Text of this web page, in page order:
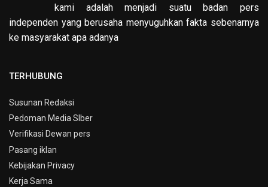
kami adalah menjadi suatu badan pers
independen yang berusaha menyuguhkan fakta sebenarnya
ke masyarakat apa adanya
TERHUBUNG
Susunan Redaksi
Pedoman Media SIber
Verifikasi Dewan pers
Pasang iklan
Kebijakan Privacy
Kerja Sama